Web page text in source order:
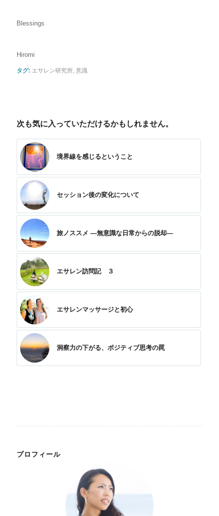
Blessings
Hiromi
タグ: エサレン研究所, 意識
次も気に入っていただけるかもしれません。
境界線を感じるということ
セッション後の変化について
旅ノススメ —無意識な日常からの脱却—
エサレン訪問記 ３
エサレンマッサージと初心
洞察力の下がる、ポジティブ思考の罠
プロフィール